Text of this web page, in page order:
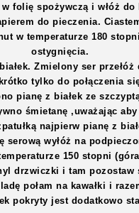
folię spożywczą i włóż
do pieczenia.
w temperaturze 180
ostygnięcia.
Zmielony ser
tylko do połączenia
pianę z białek ze
śmietanę ,uważając
najpierw pianę z
serową wyłóż na
150 stopni
drzwiczki i tam pozostaw
połam na kawałki i
pokryty jest dodatkowo